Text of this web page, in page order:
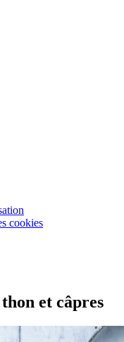
cookies
et câpres